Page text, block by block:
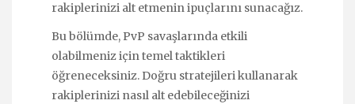
rakiplerinizi alt etmenin ipuçlarını sunacağız.
Bu bölümde, PvP savaşlarında etkili
olabilmeniz için temel taktikleri
öğreneceksiniz. Doğru stratejileri kullanarak
rakiplerinizi nasıl alt edebileceğinizi